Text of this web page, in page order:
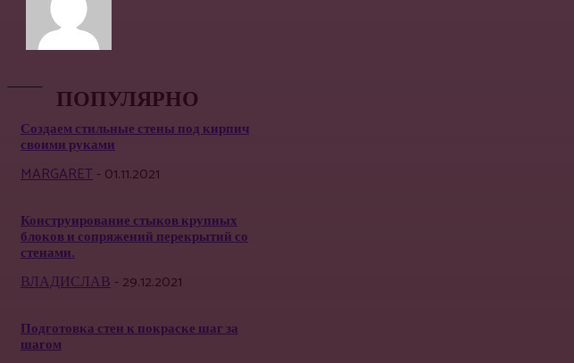
ПОПУЛЯРНО
Создаем стильные стены под кирпич
своими руками
MARGARET- 01.11.2021
Конструирование стыков крупных
блоков и сопряжений перекрытий со
стенами.
ВЛАДИСЛАВ- 29.12.2021
Подготовка стен к покраске шаг за
шагом